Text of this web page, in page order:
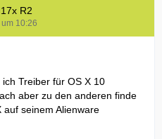
R2
10:26
Treiber für OS X 10
aber zu den anderen finde
auf seinem Alienware